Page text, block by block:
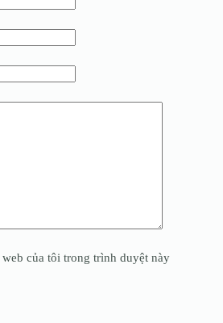
của tôi trong trình duyệt này